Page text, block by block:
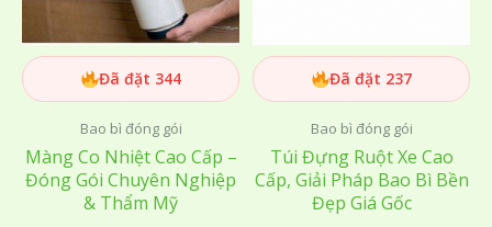
Đã đặt 344
Bao bì đóng gói
Màng Co Nhiệt Cao Cấp –
Đóng Gói Chuyên Nghiệp
& Thẩm Mỹ
Đã đặt 237
Bao bì đóng gói
Túi Đựng Ruột Xe Cao
Cấp, Giải Pháp Bao Bì Bền
Đẹp Giá Gốc